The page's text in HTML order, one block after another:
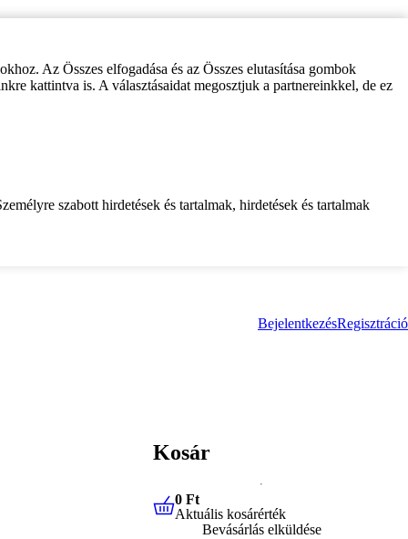
Az Összes elfogadása és az Összes elutasítása gombok
kattintva is. A választásaidat megosztjuk a partnereinkkel, de ez
szabott hirdetések és tartalmak, hirdetések és tartalmak
BejelentkezésRegisztráció
Kosár
0 FtAktuális kosárérték
0 Ft
Aktuális kosárérték
Bevásárlás elküldése